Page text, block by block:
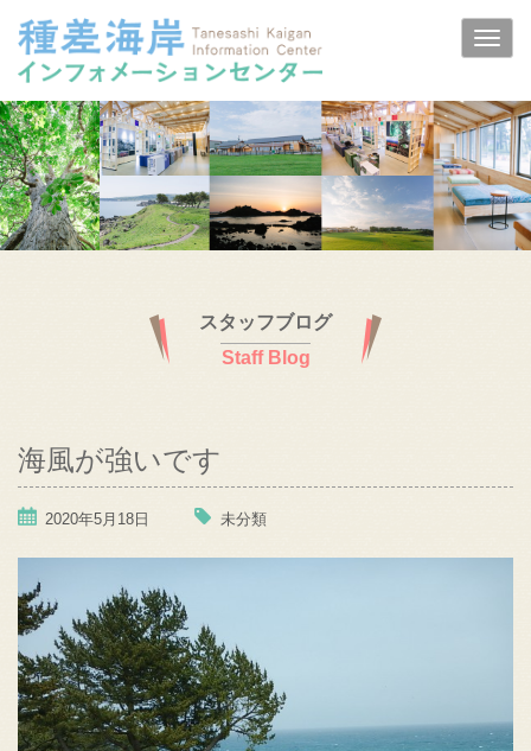
スタッフブログ
Staff Blog
海風が強いです
2020年5月18日 未分類